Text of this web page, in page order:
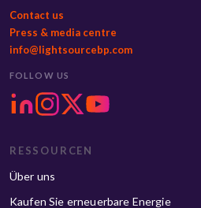
Contact us
Press & media centre
info@lightsourcebp.com
FOLLOW US
RESSOURCEN
Über uns
Kaufen Sie erneuerbare Energie